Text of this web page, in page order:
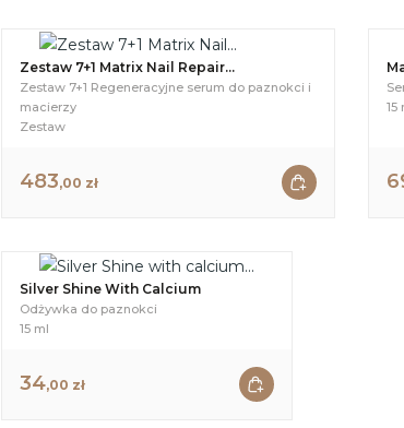
Zestaw 7+1 Matrix Nail Repair...
Zestaw 7+1 Regeneracyjne serum do paznokci i
macierzy
Zestaw
483,00 zł
15
Silver Shine With Calcium
Odżywka do paznokci
15 ml
34,00 zł